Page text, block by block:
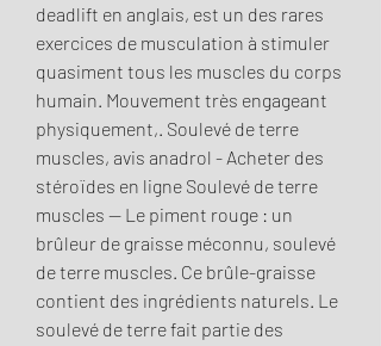
deadlift en anglais, est un des rares
exercices de musculation à stimuler
quasiment tous les muscles du corps
humain. Mouvement très engageant
physiquement,. Soulevé de terre
muscles, avis anadrol - Acheter des
stéroïdes en ligne Soulevé de terre
muscles -- Le piment rouge : un
brûleur de graisse méconnu, soulevé
de terre muscles. Ce brûle-graisse
contient des ingrédients naturels. Le
soulevé de terre fait partie des